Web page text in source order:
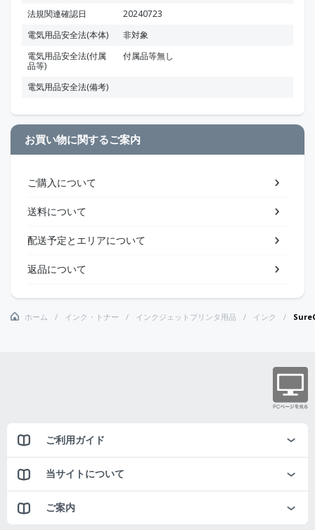
法規関連確認日
20240723
電気用品安全法(本体)
非対象
電気用品安全法(付属
品等)
付属品等無し
電気用品安全法(備考)
お買い物に関するご案内
ご購入について
送料について
配送予定とエリアについて
返品について
ホーム インク・トナー インクジェットプリンタ用品 インク
ご利用ガイド
当サイトについて
ご案内